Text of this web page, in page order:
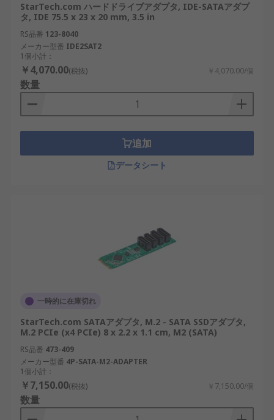
StarTech.com ハードドライブアダプタ, IDE-SATAアダプ
タ, IDE 75.5 x 23 x 20 mm, 3.5 in
RS品番 123-8040
メーカー型番 IDE2SAT2
1個小計：
￥4,070.00(税抜) ￥4,070.00/個
数量
追加
データシート
一時的に在庫切れ
StarTech.com SATAアダプタ, M.2 - SATA SSDアダプタ,
M.2 PCIe (x4 PCIe) 8 x 2.2 x 1.1 cm, M2 (SATA)
RS品番 473-409
メーカー型番 4P-SATA-M2-ADAPTER
1個小計：
￥7,150.00(税抜) ￥7,150.00/個
数量